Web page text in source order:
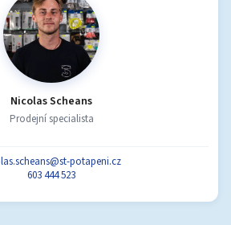
Nicolas Scheans
Prodejní specialista
potapeni.cz
603 444 523